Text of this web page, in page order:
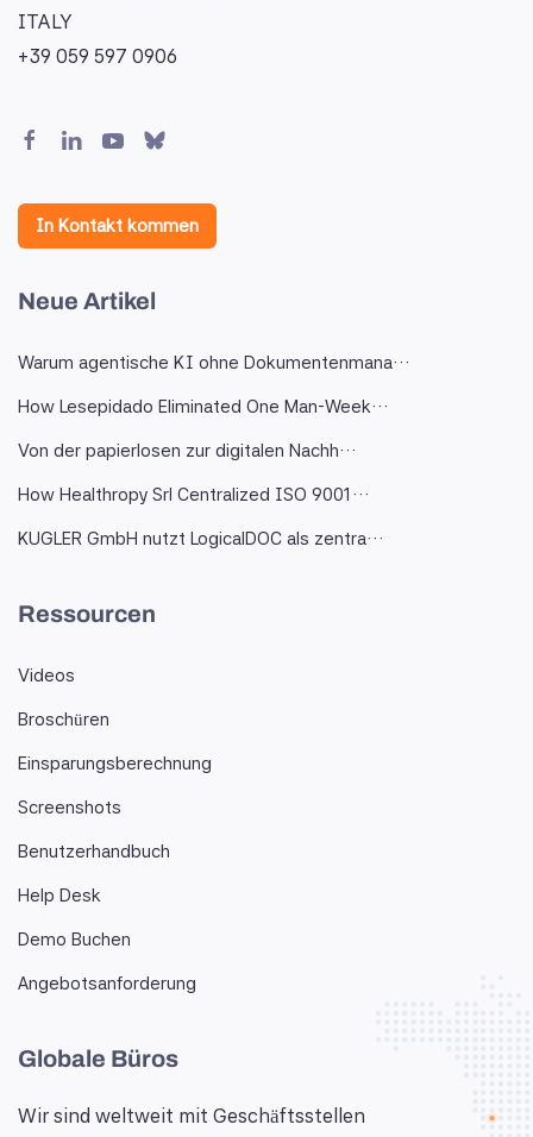
ITALY
+39 059 597 0906
In Kontakt kommen
Neue Artikel
Warum agentische KI ohne Dokumentenmana…
How Lesepidado Eliminated One Man-Week…
Von der papierlosen zur digitalen Nachh…
How Healthropy Srl Centralized ISO 9001…
KUGLER GmbH nutzt LogicalDOC als zentra…
Ressourcen
Videos
Broschüren
Einsparungsberechnung
Screenshots
Benutzerhandbuch
Help Desk
Demo Buchen
Angebotsanforderung
Globale Büros
Wir sind weltweit mit Geschäftsstellen